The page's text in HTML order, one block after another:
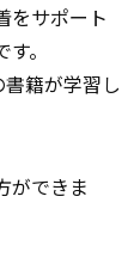
をサポート
。
籍が学習し
ができま